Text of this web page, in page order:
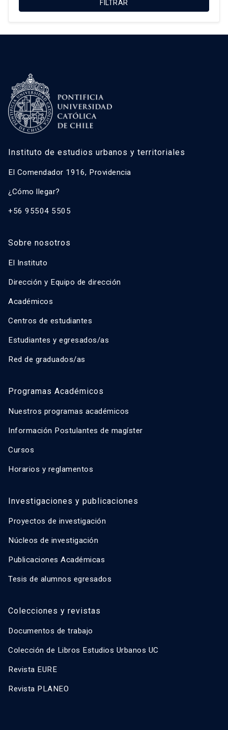
FILTRAR
Instituto de estudios urbanos y territoriales
El Comendador 1916, Providencia
¿Cómo llegar?
+56 95504 5505
Sobre nosotros
El Instituto
Dirección y Equipo de dirección
Académicos
Centros de estudiantes
Estudiantes y egresados/as
Red de graduados/as
Programas Académicos
Nuestros programas académicos
Información Postulantes de magíster
Cursos
Horarios y reglamentos
Investigaciones y publicaciones
Proyectos de investigación
Núcleos de investigación
Publicaciones Académicas
Tesis de alumnos egresados
Colecciones y revistas
Documentos de trabajo
Colección de Libros Estudios Urbanos UC
Revista EURE
Revista PLANEO